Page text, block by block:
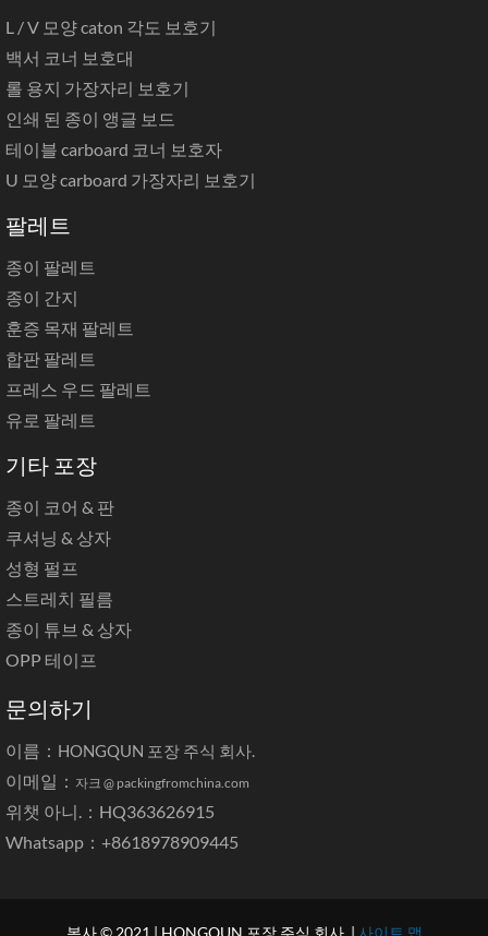
L / V 모양 caton 각도 보호기
백서 코너 보호대
롤 용지 가장자리 보호기
인쇄 된 종이 앵글 보드
테이블 carboard 코너 보호자
U 모양 carboard 가장자리 보호기
팔레트
종이 팔레트
종이 간지
훈증 목재 팔레트
합판 팔레트
프레스 우드 팔레트
유로 팔레트
기타 포장
종이 코어 & 판
쿠셔닝 & 상자
성형 펄프
스트레치 필름
종이 튜브 & 상자
OPP 테이프
문의하기
이름： HONGQUN 포장 주식 회사.
이메일： 자크 @ packingfromchina.com
위챗 아니.：HQ363626915
Whatsapp： +8618978909445